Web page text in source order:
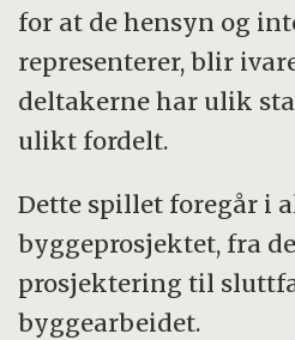
for at de hensyn og
representerer, blir
deltakerne har ulik
ulikt fordelt.
Dette spillet foregår i
byggeprosjektet, fra
prosjektering til
byggearbeidet.